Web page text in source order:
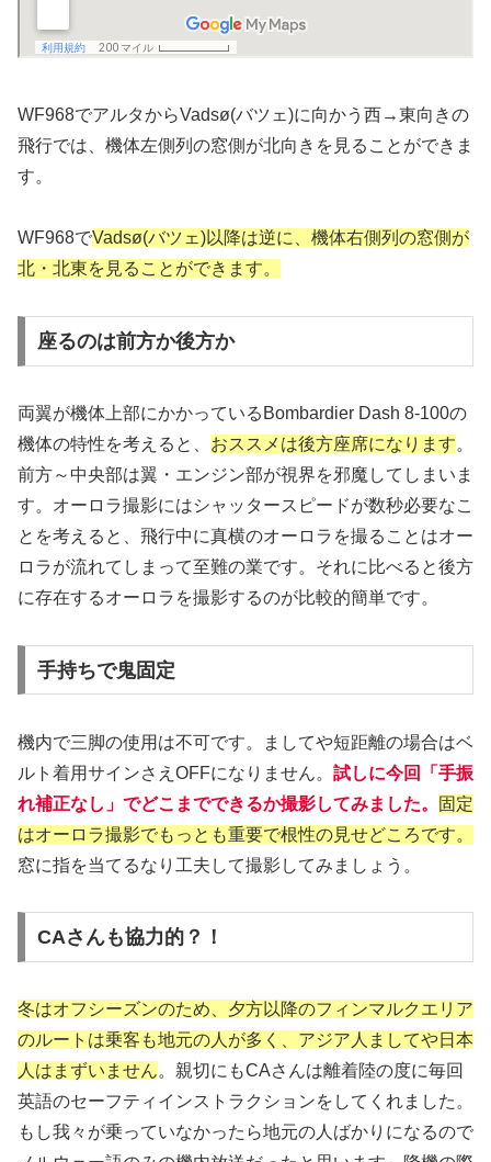
WF968でアルタからVadsø(バツェ)に向かう西→東向きの
飛行では、機体左側列の窓側が北向きを見ることができま
す。
WF968でVadsø(バツェ)以降は逆に、機体右側列の窓側が
北・北東を見ることができます。
座るのは前方か後方か
両翼が機体上部にかかっているBombardier Dash 8-100の
機体の特性を考えると、 おススメは後方座席になります。
前方～中央部は翼・エンジン部が視界を邪魔してしまいま
す。オーロラ撮影にはシャッタースピードが数秒必要なこ
とを考えると、飛行中に真横のオーロラを撮ることはオー
ロラが流れてしまって至難の業です。それに比べると後方
に存在するオーロラを撮影するのが比較的簡単です。
手持ちで鬼固定
機内で三脚の使用は不可です。ましてや短距離の場合はベ
ルト着用サインさえOFFになりません。 試しに今回「手振
れ補正なし」でどこまでできるか撮影してみました。
固定
はオーロラ撮影でもっとも重要で根性の見せどころです。
窓に指を当てるなり工夫して撮影してみましょう。
CAさんも協力的？！
冬はオフシーズンのため、夕方以降のフィンマルクエリア
のルートは乗客も地元の人が多く、アジア人ましてや日本
人はまずいません。親切にもCAさんは離着陸の度に毎回
英語のセーフティインストラクションをしてくれました。
もし我々が乗っていなかったら地元の人ばかりになるので